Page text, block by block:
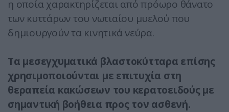
η οποία χαρακτηρίζεται από πρόωρο θάνατο
των κυττάρων του νωτιαίου μυελού που
δημιουργούν τα κινητικά νεύρα.
Τα μεσεγχυματικά βλαστοκύτταρα επίσης
χρησιμοποιούνται με επιτυχία στη
θεραπεία κακώσεων του κερατοειδούς με
σημαντική βοήθεια προς τον ασθενή.